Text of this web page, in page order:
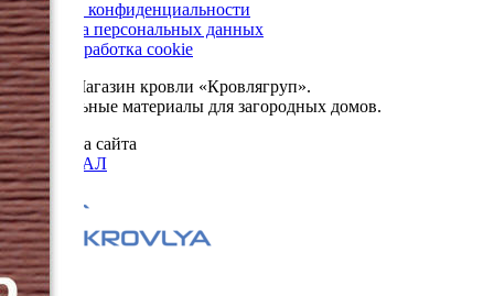
Политика конфиденциальности
Обработка персональных данных
Сбор и обработка cookie
© 2026. Магазин кровли «Кровлягруп».
Строительные материалы для загородных домов.
Разработка сайта
ОРИГИНАЛ
Меню